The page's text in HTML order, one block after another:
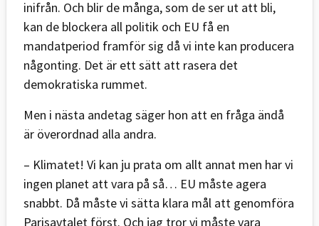
inifrån. Och blir de många, som de ser ut att bli,
kan de blockera all politik och EU få en
mandatperiod framför sig då vi inte kan producera
någonting. Det är ett sätt att rasera det
demokratiska rummet.
Men i nästa andetag säger hon att en fråga ändå
är överordnad alla andra.
– Klimatet! Vi kan ju prata om allt annat men har vi
ingen planet att vara på så… EU måste agera
snabbt. Då måste vi sätta klara mål att genomföra
Parisavtalet först. Och jag tror vi måste vara